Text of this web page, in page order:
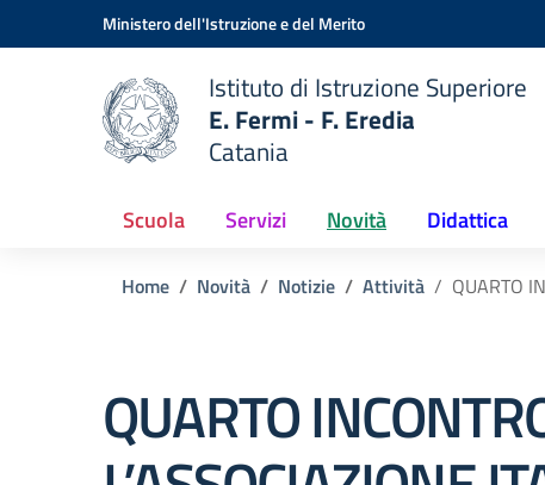
Vai ai contenuti
Vai al menu di navigazioneMinistero dell'Istruzione e del Merito
scuola
Istituto di Istruzione Superiore
E. Fermi - F. Eredia
Catania
Scuola Servizi Novità Didattica
Home Novità Notizie Attività QUARTO
QUARTO